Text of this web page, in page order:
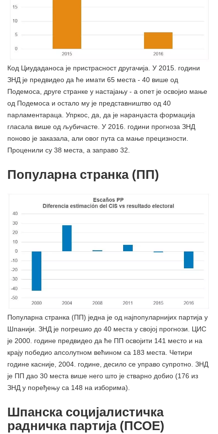
Код Циудаданоса је пристрасност другачија. У 2015. години
ЗНД је предвидео да ће имати 65 места - 40 више од
Подемоса, друге странке у настајању - а опет је освојио мање
од Подемоса и остало му је представништво од 40
парламентараца. Упркос, да, да је наранџаста формација
гласала више од љубичасте. У 2016. години прогноза ЗНД
поново је заказала, али овог пута са мање прецизности.
Проценили су 38 места, а заправо 32.
Популарна странка (ПП)
Популарна странка (ПП) једна је од најпопуларнијих партија у
Шпанији. ЗНД је погрешио до 40 места у својој прогнози. ЦИС
је 2000. године предвидео да ће ПП освојити 141 место и на
крају победио апсолутном већином са 183 места. Четири
године касније, 2004. године, десило се управо супротно. ЗНД
је ПП дао 30 места више него што је стварно добио (176 из
ЗНД у поређењу са 148 на изборима).
Шпанска социјалистичка
радничка партија (ПСОЕ)